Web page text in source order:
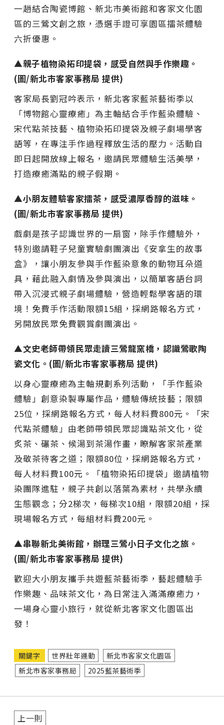
一趟結合陶瓷博館、新北市美術館和客家文化園
區的三鶯文創之旅，憑選手證可享園區擂茶體驗
六折優惠。
▲親子植物染拓印提袋，感受自然與手作樂趣。
(圖/新北市客家事務局 提供)
客家局長劉冠吟表示，新北客家藍茶藝術季以
「博物館心靈療癒」為主軸結合手作藍染體驗、
宋代點茶技藝、植物染拓印提袋及親子劇場學客
語等，在專注手作過程釋放生活的壓力。活動自
即日起開放線上報名，邀請民眾體驗生活美學，
打造療癒滿點的親子假期。
▲小朋友體驗客家擂茶，感受濃厚香醇的滋味。
(圖/新北市客家事務局 提供)
戲劇是孩子認識世界的一扇窗，除手作體驗外，
特別邀請鞋子兒童實驗劇團演出《安拿生的故事
盒》，讓小朋友參與手作藍染意象的動物耳朵道
具，藉此融入劇情及參與演出，以簡單客語台詞
帶入沉浸式親子劇場體驗，營造輕鬆學客語的環
境！免費手作活動限額15組，採網路報名方式，
另開放民眾免費觀賞劇團演出。
▲文史老師帶領民眾走讀三鶯龍窯橋，認識鶯歌陶
瓷文化。(圖/新北市客家事務局 提供)
以身心靈療癒為主軸規劃系列活動，「手作藍染
體驗」創意染製專屬作品，體驗傳統技藝；限額
25位，採網路報名方式，每人材料費800元。「宋
代點茶體驗」由老師帶領民眾認識點茶文化，從
炙茶、碾茶、候湯到茶湯作畫，瞭解客家茶產業
及敬茶待客之道；限額80位，採網路報名方式，
每人材料費100元。「植物染拓印提袋」邀請植物
染團隊進駐，親子共創以落葉為素材，共學永續
生態觀念；分2梯次，每梯次10組，限額20組，採
現場報名方式，每組材料費200元。
▲串聯新北美術館，辦理三鶯小日子文化之旅。
(圖/新北市客家事務局 提供)
歡迎大小朋友攜手共遊藍茶藝術季，藝起體驗手
作樂趣、品味茶文化，為日常注入滿滿療癒力，
一場身心靈小旅行，就從新北客家文化園區出
發！
關鍵字 世界壯年運動
新北市客家文化園區
新北市客家事務局
2025藍茶藝術季
上一則